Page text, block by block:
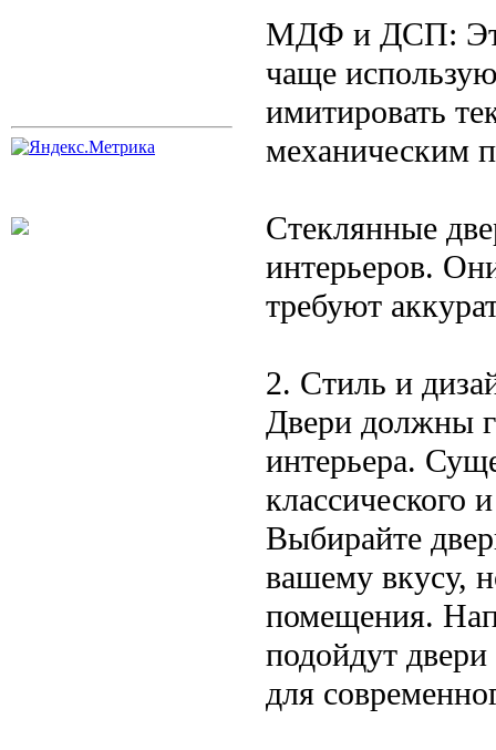
МДФ и ДСП: Эти
чаще
имитировать
механическим
Стеклянные
интерьеров.
требуют
2. Стиль и
Двери должны
интерьера.
классического
Выбирайте
вашему вкусу,
помещения.
подойдут
для